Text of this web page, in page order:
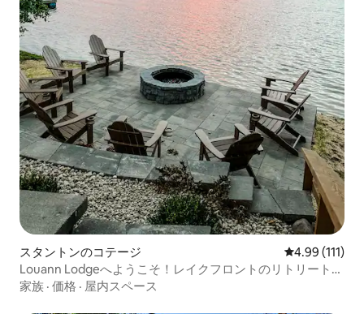
スタントンのコテージ レビュー111
4.99 (111)
Louann Lodgeへようこそ！レイクフロントのリトリートで
す！
家族 · 価格 · 屋内スペース